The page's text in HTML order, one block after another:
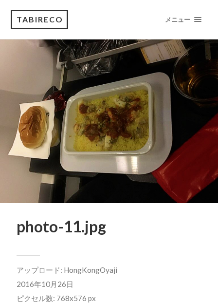
TABIRECO メニュー
photo-11.jpg
アップロード: HongKongOyaji
2016年10月26日
ピクセル数: 768x576 px